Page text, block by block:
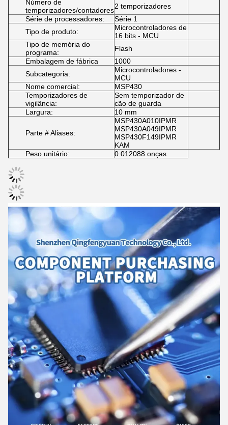
Número de
temporizadores/contadores2 temporizadores
Série de processadores:
Série 1
Tipo de produto:
Microcontroladores de
16 bits - MCU
Tipo de memória do
programa:
Flash
Embalagem de fábrica
1000
Subcategoria:
Microcontroladores -
MCU
Nome comercial:
MSP430
Temporizadores de
vigilância:
Sem temporizador de
cão de guarda
Largura:
10 mm
Parte # Aliases:
MSP430A010IPMR
MSP430A049IPMR
MSP430F149IPMR
KAM
Peso unitário:
0.012088 onças